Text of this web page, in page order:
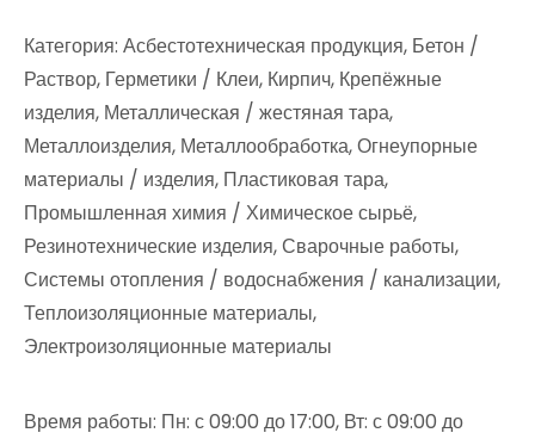
Категория: Асбестотехническая продукция, Бетон /
Раствор, Герметики / Клеи, Кирпич, Крепёжные
изделия, Металлическая / жестяная тара,
Металлоизделия, Металлообработка, Огнеупорные
материалы / изделия, Пластиковая тара,
Промышленная химия / Химическое сырьё,
Резинотехнические изделия, Сварочные работы,
Системы отопления / водоснабжения / канализации,
Теплоизоляционные материалы,
Электроизоляционные материалы
Время работы: Пн: с 09:00 до 17:00, Вт: с 09:00 до